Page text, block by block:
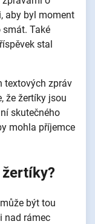
aby byl moment
smát. Také
stal
textových zpráv
že žertíky jsou
skutečného
mohla příjemce
být tou
nad rámec